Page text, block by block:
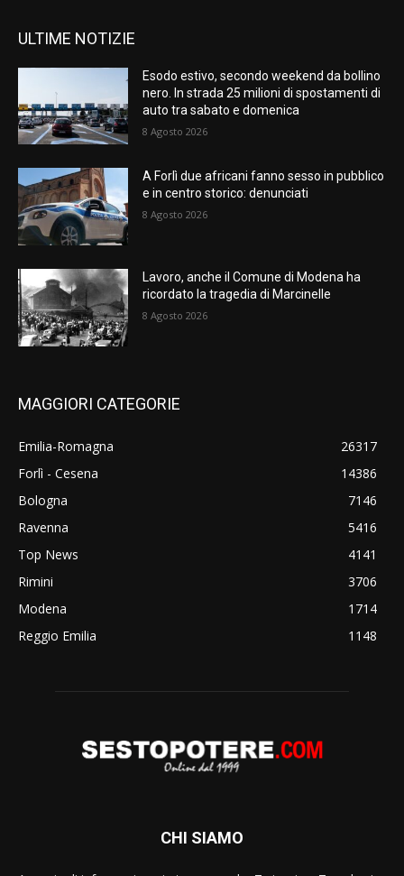
ULTIME NOTIZIE
Esodo estivo, secondo weekend da bollino
nero. In strada 25 milioni di spostamenti di
auto tra sabato e domenica
8 Agosto 2026
A Forlì due africani fanno sesso in pubblico
e in centro storico: denunciati
8 Agosto 2026
Lavoro, anche il Comune di Modena ha
ricordato la tragedia di Marcinelle
8 Agosto 2026
MAGGIORI CATEGORIE
Emilia-Romagna
26317
Forlì - Cesena
14386
Bologna
7146
Ravenna
5416
Top News
4141
Rimini
3706
Modena
1714
Reggio Emilia
1148
CHI SIAMO